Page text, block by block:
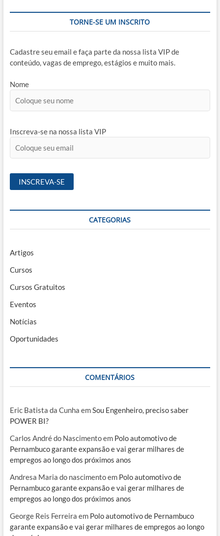
TORNE-SE UM INSCRITO
Cadastre seu email e faça parte da nossa lista VIP de
conteúdo, vagas de emprego, estágios e muito mais.
Nome
Inscreva-se na nossa lista VIP
CATEGORIAS
Artigos
Cursos
Cursos Gratuitos
Eventos
Notícias
Oportunidades
COMENTÁRIOS
Eric Batista da Cunha emSou Engenheiro, preciso saber
POWER BI?
Carlos André do Nascimentoem Polo automotivo de
Pernambuco garante expansão e vai gerar milhares de
empregos ao longo dos próximos anos
Andresa Maria do nascimentoem Polo automotivo de
Pernambuco garante expansão e vai gerar milhares de
empregos ao longo dos próximos anos
George Reis Ferreira em Polo automotivo de Pernambuco
garante expansão e vai gerar milhares de empregos ao longo